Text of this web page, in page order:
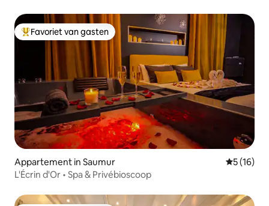
Topfavoriet van gasten
Favoriet van gasten
Appartement in Saumur
5 (16)
L'Écrin d'Or • Spa & Privébioscoop